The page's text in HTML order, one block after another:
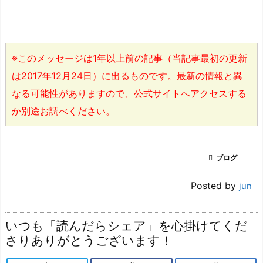
※このメッセージは1年以上前の記事（当記事最初の更新
は2017年12月24日）に出るものです。最新の情報と異
なる可能性がありますので、公式サイトへアクセスする
か別途お調べください。
 ブログ
Posted by jun
いつも「読んだらシェア」を心掛けてくだ
さりありがとうございます！